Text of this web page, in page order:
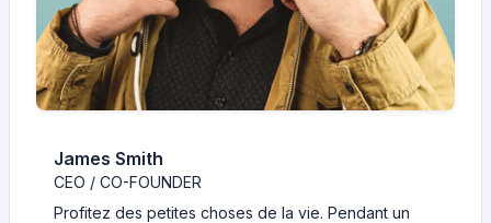
James Smith
CEO / CO-FOUNDER
Profitez des petites choses de la vie. Pendant un